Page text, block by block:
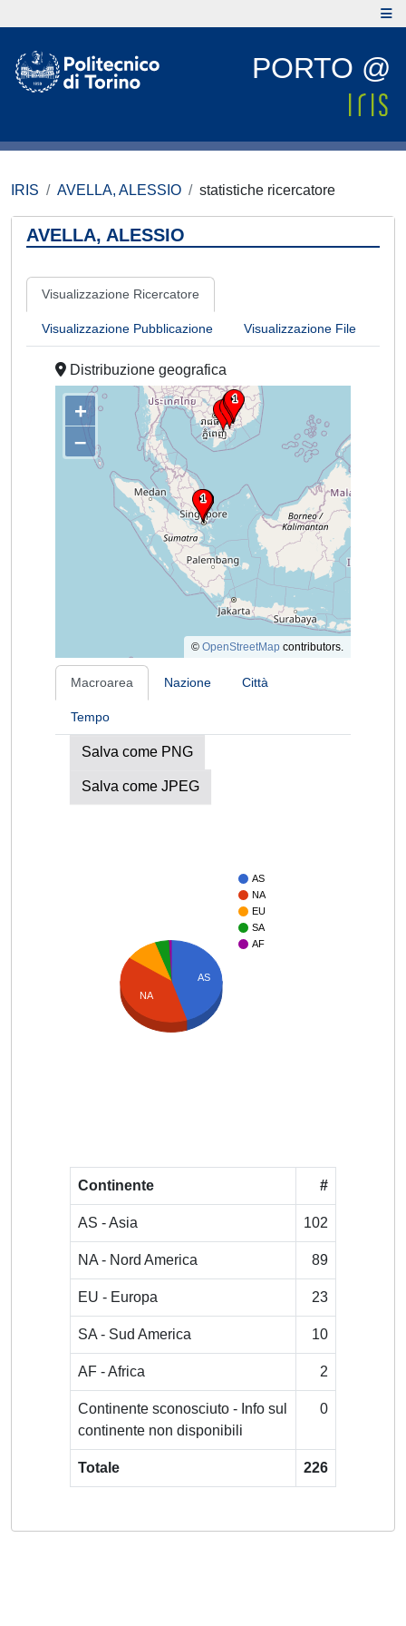
PORTO @
IRIS AVELLA, ALESSIO statistiche ricercatore
AVELLA, ALESSIO
Visualizzazione Ricercatore
Visualizzazione Pubblicazione Visualizzazione File
Distribuzione geografica
+
–
© OpenStreetMap contributors.
Macroarea Nazione Città
Tempo
Salva come PNG
Salva come JPEG
AS
NA
EU
SA
AF
AS
NA
Continente #
AS - Asia 102
NA - Nord America 89
EU - Europa 23
SA - Sud America 10
AF - Africa 2
Continente sconosciuto - Info sul
continente non disponibili
0
Totale 226